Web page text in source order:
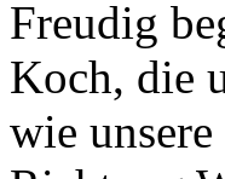
Freudig
Koch, die
wie